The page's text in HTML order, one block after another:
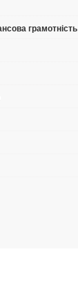
грамотність